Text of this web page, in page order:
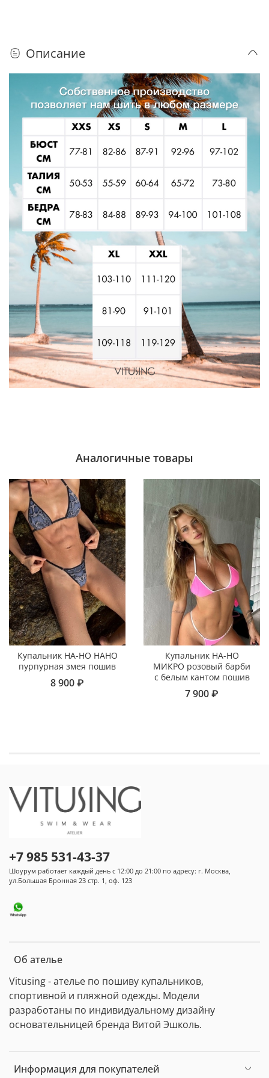
Описание
Аналогичные товары
Купальник НА-НО НАНО
пурпурная змея пошив
8 900 ₽
Купальник НА-НО
МИКРО розовый барби
с белым кантом пошив
7 900 ₽
Об ателье
Vitusing - ателье по пошиву купальников,
спортивной и пляжной одежды. Модели
разработаны по индивидуальному дизайну
основательницей бренда Витой Эшколь.
Информация для покупателей
+7 985 531-43-37
Шоурум работает каждый день с 12:00 до 21:00 по адресу: г. Москва,
ул.Большая Бронная 23 стр. 1, оф. 123